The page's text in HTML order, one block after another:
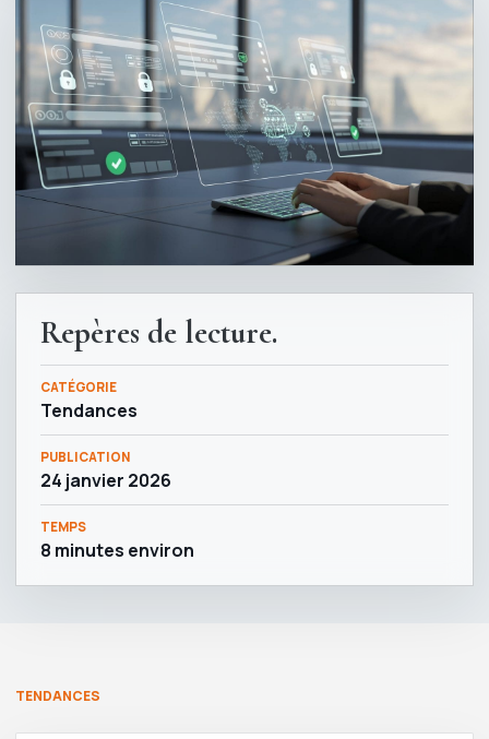
Repères de lecture.
CATÉGORIE
Tendances
PUBLICATION
24 janvier 2026
TEMPS
8 minutes environ
TENDANCES